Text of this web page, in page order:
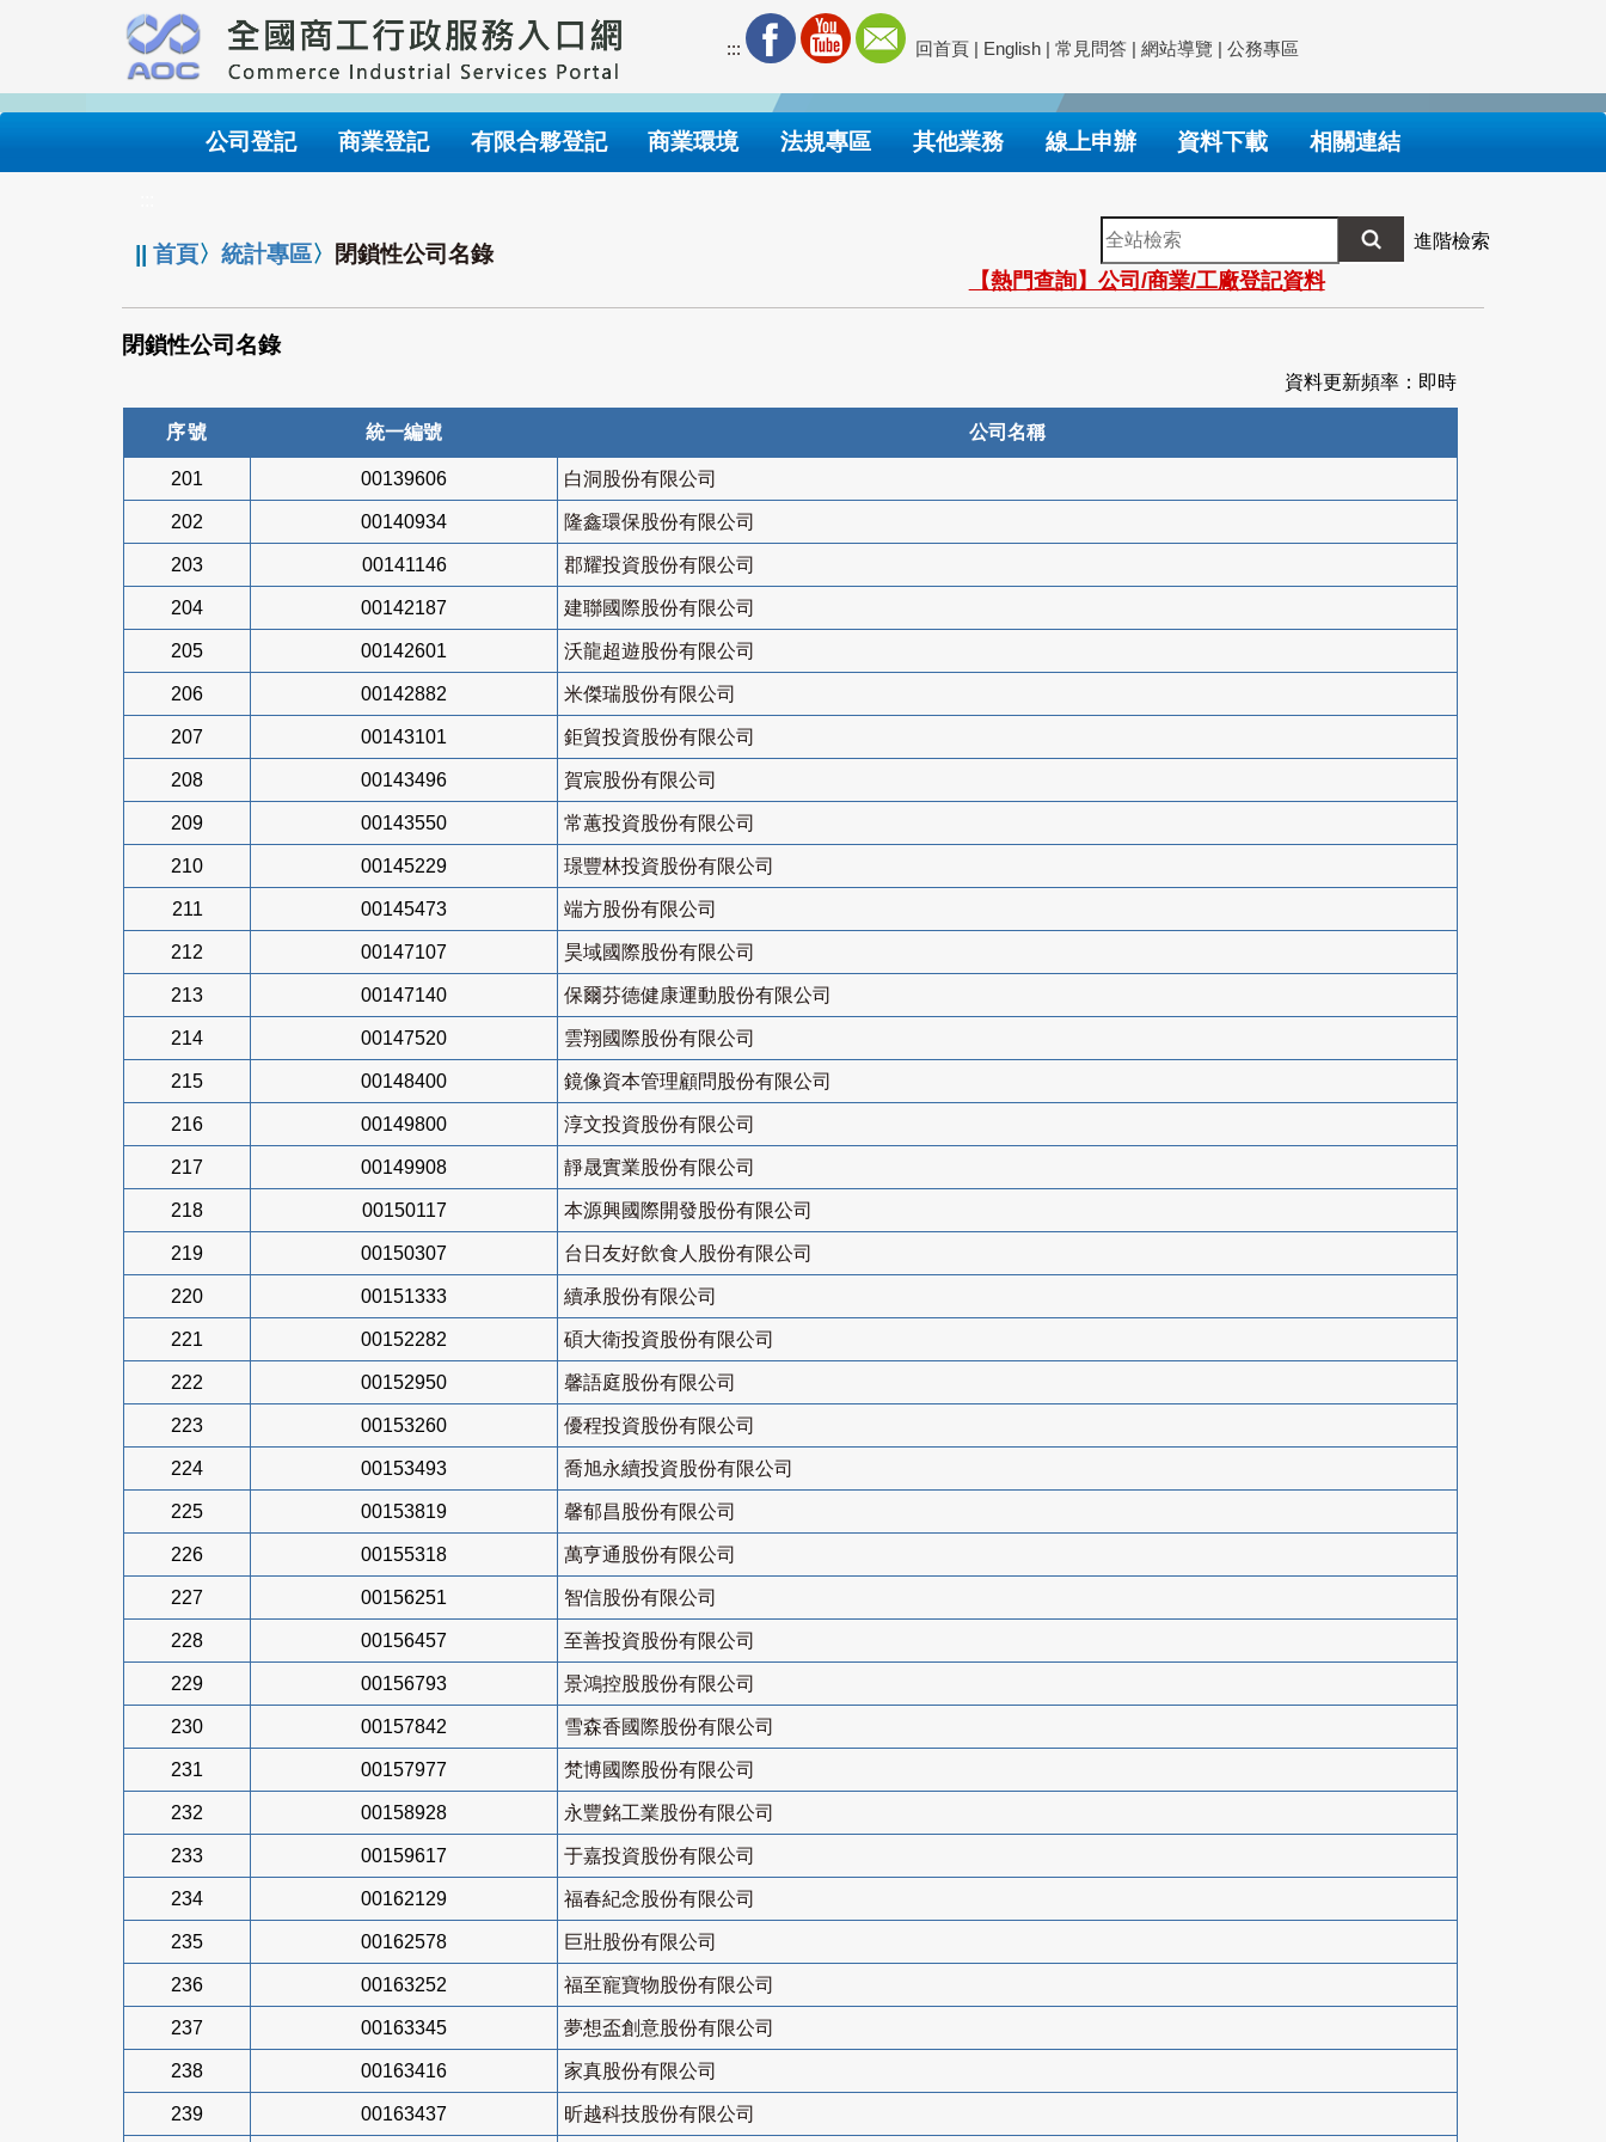
要
內
::: 回首頁 | English | 常見問答 | 網站導覽 | 公務專區
公司登記 商業登記 有限合夥登記 商業環境 法規專區 其他業務 線上申辦 資料下載 相關連結
||首頁〉統計專區〉 閉鎖性公司名錄
全
站
檢
索
進階檢索
【熱門查詢】公司/商業/工廠登記資料
閉鎖性公司名錄
資料更新頻率：即時
序號 統一編號 公司名稱
201 00139606 白洞股份有限公司
202 00140934 隆鑫環保股份有限公司
203 00141146 郡耀投資股份有限公司
204 00142187 建聯國際股份有限公司
205 00142601 沃龍超遊股份有限公司
206 00142882 米傑瑞股份有限公司
207 00143101 鉅貿投資股份有限公司
208 00143496 賀宸股份有限公司
209 00143550 常蕙投資股份有限公司
210 00145229 璟豐林投資股份有限公司
211 00145473 端方股份有限公司
212 00147107 昊域國際股份有限公司
213 00147140 保爾芬德健康運動股份有限公司
214 00147520 雲翔國際股份有限公司
215 00148400 鏡像資本管理顧問股份有限公司
216 00149800 淳文投資股份有限公司
217 00149908 靜晟實業股份有限公司
218 00150117 本源興國際開發股份有限公司
219 00150307 台日友好飲食人股份有限公司
220 00151333 續承股份有限公司
221 00152282 碩大衛投資股份有限公司
222 00152950 馨語庭股份有限公司
223 00153260 優程投資股份有限公司
224 00153493 喬旭永續投資股份有限公司
225 00153819 馨郁昌股份有限公司
226 00155318 萬亨通股份有限公司
227 00156251 智信股份有限公司
228 00156457 至善投資股份有限公司
229 00156793 景鴻控股股份有限公司
230 00157842 雪森香國際股份有限公司
231 00157977 梵博國際股份有限公司
232 00158928 永豐銘工業股份有限公司
233 00159617 于嘉投資股份有限公司
234 00162129 福春紀念股份有限公司
235 00162578 巨壯股份有限公司
236 00163252 福至寵寶物股份有限公司
237 00163345 夢想盃創意股份有限公司
238 00163416 家真股份有限公司
239 00163437 昕越科技股份有限公司